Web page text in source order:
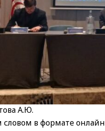
А.Ю.
в формате